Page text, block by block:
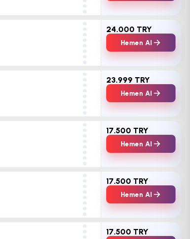
24.000 TRY
Hemen Al
23.999 TRY
Hemen Al
17.500 TRY
Hemen Al
17.500 TRY
Hemen Al
17.500 TRY